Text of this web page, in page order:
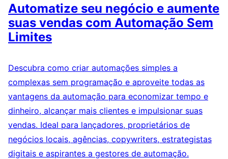
Automatize seu negócio e aumente
suas vendas com Automação Sem
Limites
Descubra como criar automações simples a
complexas sem programação e aproveite todas as
vantagens da automação para economizar tempo e
dinheiro, alcançar mais clientes e impulsionar suas
vendas. Ideal para lançadores, proprietários de
negócios locais, agências, copywriters, estrategistas
digitais e aspirantes a gestores de automação.